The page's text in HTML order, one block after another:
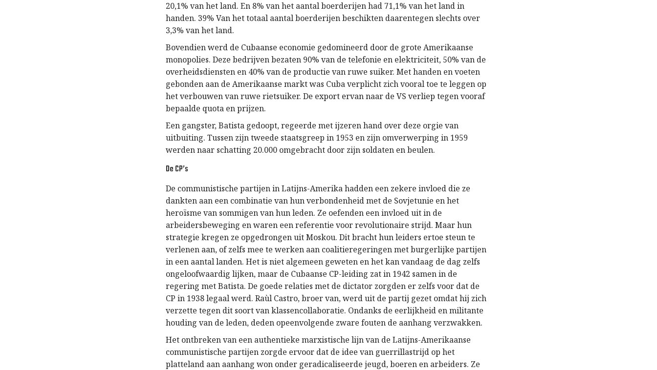
20,1% van het land. En 8% van het aantal boerderijen had 71,1% van het land in
handen. 39% Van het totaal aantal boerderijen beschikten daarentegen slechts over
3,3% van het land.
Bovendien werd de Cubaanse economie gedomineerd door de grote Amerikaanse
monopolies. Deze bedrijven bezaten 90% van de telefonie en elektriciteit, 50% van de
overheidsdiensten en 40% van de productie van ruwe suiker. Met handen en voeten
gebonden aan de Amerikaanse markt was Cuba verplicht zich vooral toe te leggen op
het verbouwen van ruwe rietsuiker. De export ervan naar de VS verliep tegen vooraf
bepaalde quota en prijzen.
Een gangster, Batista gedoopt, regeerde met ijzeren hand over deze orgie van
uitbuiting. Tussen zijn tweede staatsgreep in 1953 en zijn omverwerping in 1959
werden naar schatting 20.000 omgebracht door zijn soldaten en beulen.
De CP’s
De communistische partijen in Latijns-Amerika hadden een zekere invloed die ze
dankten aan een combinatie van hun verbondenheid met de Sovjetunie en het
heroïsme van sommigen van hun leden. Ze oefenden een invloed uit in de
arbeidersbeweging en waren een referentie voor revolutionaire strijd. Maar hun
strategie kregen ze opgedrongen uit Moskou. Dit bracht hun leiders ertoe steun te
verlenen aan, of zelfs mee te werken aan coalitieregeringen met burgerlijke partijen
in een aantal landen. Het is niet algemeen geweten en het kan vandaag de dag zelfs
ongeloofwaardig lijken, maar de Cubaanse CP-leiding zat in 1942 samen in de
regering met Batista. De goede relaties met de dictator zorgden er zelfs voor dat de
CP in 1938 legaal werd. Raùl Castro, broer van, werd uit de partij gezet omdat hij zich
verzette tegen dit soort van klassencollaboratie. Ondanks de eerlijkheid en militante
houding van de leden, deden opeenvolgende zware fouten de aanhang verzwakken.
Het ontbreken van een authentieke marxistische lijn van de Latijns-Amerikaanse
communistische partijen zorgde ervoor dat de idee van guerrillastrijd op het
platteland aan aanhang won onder geradicaliseerde jeugd, boeren en arbeiders. Ze